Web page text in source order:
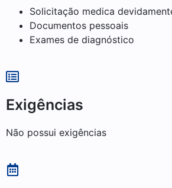
Solicitação medica
Documentos pessoais
Exames de diagnóstico
Exigências
Não possui exigências